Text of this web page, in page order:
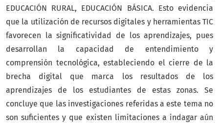
EDUCACIÓN RURAL, EDUCACIÓN BÁSICA. Esto evidencia
que la utilización de recursos digitales y herramientas TIC
favorecen la significatividad de los aprendizajes, pues
desarrollan la capacidad de entendimiento y
comprensión tecnológica, estableciendo el cierre de la
brecha digital que marca los resultados de los
aprendizajes de los estudiantes de estas zonas. Se
concluye que las investigaciones referidas a este tema no
son suficientes y que existen limitaciones a indagar aún